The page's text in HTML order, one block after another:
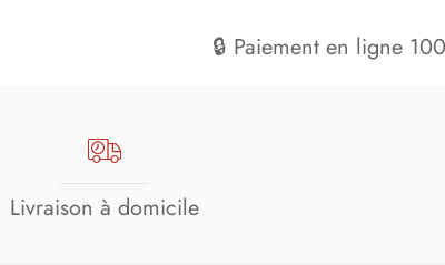
🔒 Paiement en ligne
Livraison à domicile